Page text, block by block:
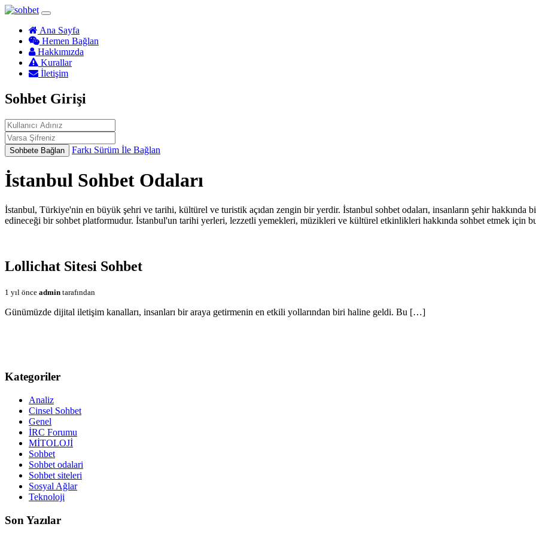
Ana Sayfa
Hemen Bağlan
Hakkımızda
Kurallar
İletişim
Sohbet Girişi
Sohbete Bağlan Farkı Sürüm İle Bağlan
İstanbul Sohbet Odaları
İstanbul, Türkiye'nin en büyük şehri ve tarihi, kültürel ve turistik açıdan zengin bir yerdir. İstanbul sohbet odaları, insanların şehir
edineceği bir sohbet platformudur. İstanbul'un tarihi yerleri, lezzetli yemekleri, müzikleri ve kültürel etkinlikleri hakkında sohbet etmek için
Lollichat Sitesi Sohbet
1 yıl önce admin tarafından
Günümüzde dijital iletişim kanalları, insanları bir araya getirmenin en etkili yollarından biri haline geldi. Bu […]
Kategoriler
Analiz
Cinsel Sohbet
Genel
İRC Forumu
MİTOLOJİ
Sohbet
Sohbet odalari
Sohbet siteleri
Sosyal Ağlar
Teknoloji
Son Yazılar